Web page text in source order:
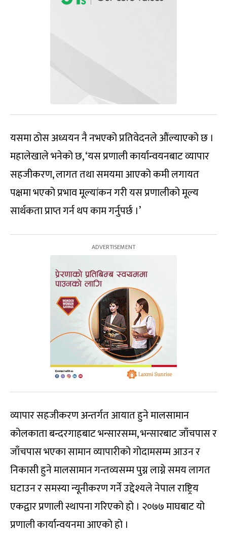
यसमा ठोस अध्ययन नै नभएको प्रतिवेदनले औंल्याएको छ ।
महालेखाले भनेको छ, ‘यस प्रणाली कार्यान्वयनबाट व्यापार
सहजीकरण, लागत तथा समयमा आएको कमी लगायत
पक्षमा भएको प्रभाव मूल्यांकन गरी यस प्रणालीको मूल्य
सार्थकता प्राप्त गर्न थप काम गर्नुपर्छ ।’
व्यापार सहजीकरण अन्तर्गत आयात हुने मालसामान
कोलकाता बन्दरगाहबाट भन्सारसम्म, भन्सारबाट जाँचपास र
जाँचपास भएका सामान व्यापारीको गोदामसम्म आउन र
निकासी हुने मालसामान गन्तव्यसम्म पुग्न लाग्ने समय लागत
घटाउन र समस्या न्यूनीकरण गर्ने उद्देश्यले नेपाल राष्ट्रिय
एकद्वार प्रणाली स्थापना गरिएको हो । २०७७ माघबाट यो
प्रणाली कार्यान्वयनमा आएको हो ।